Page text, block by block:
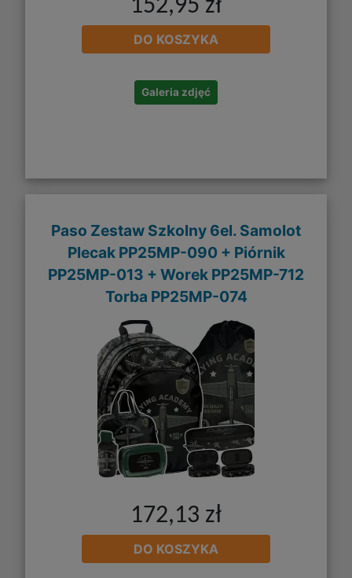
152,95 zł
DO KOSZYKA
Galeria zdjęć
Paso Zestaw Szkolny 6el. Samolot
Plecak PP25MP-090 + Piórnik
PP25MP-013 + Worek PP25MP-712
Torba PP25MP-074
172,13 zł
DO KOSZYKA